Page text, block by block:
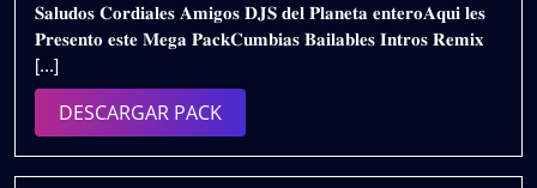
de
2025
REMIX
2K25
Gratis
𝐒𝐚𝐥𝐮𝐝𝐨𝐬 𝐂𝐨𝐫𝐝𝐢𝐚𝐥𝐞𝐬 𝐀𝐦𝐢𝐠𝐨𝐬 𝐃𝐉𝐒 𝐝𝐞𝐥 𝐏𝐥𝐚𝐧𝐞𝐭𝐚 𝐞𝐧𝐭𝐞𝐫𝐨𝐀𝐪𝐮𝐢 𝐥𝐞𝐬
𝐏𝐫𝐞𝐬𝐞𝐧𝐭𝐨 𝐞𝐬𝐭𝐞 𝐌𝐞𝐠𝐚 𝐏𝐚𝐜𝐤𝐂𝐮𝐦𝐛𝐢𝐚𝐬 𝐁𝐚𝐢𝐥𝐚𝐛𝐥𝐞𝐬 𝐈𝐧𝐭𝐫𝐨𝐬 𝐑𝐞𝐦𝐢𝐱
[...]
DESCARGAR PACKDESCARGAR
PACK